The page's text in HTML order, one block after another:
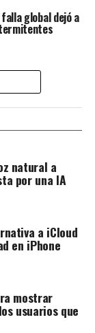
global dejó a
natural a
por una IA
a iCloud
en iPhone
mostrar
usuarios que